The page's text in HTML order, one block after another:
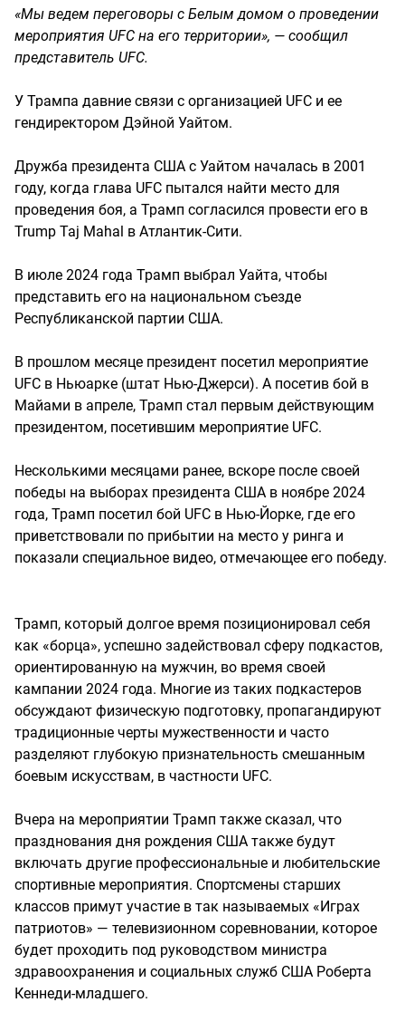
«Мы ведем переговоры с Белым домом о проведении
мероприятия UFC на его территории», — сообщил
представитель UFC.
У Трампа давние связи с организацией UFC и ее
гендиректором Дэйной Уайтом.
Дружба президента США с Уайтом началась в 2001
году, когда глава UFC пытался найти место для
проведения боя, а Трамп согласился провести его в
Trump Taj Mahal в Атлантик-Сити.
В июле 2024 года Трамп выбрал Уайта, чтобы
представить его на национальном съезде
Республиканской партии США.
В прошлом месяце президент посетил мероприятие
UFC в Ньюарке (штат Нью-Джерси). А посетив бой в
Майами в апреле, Трамп стал первым действующим
президентом, посетившим мероприятие UFC.
Несколькими месяцами ранее, вскоре после своей
победы на выборах президента США в ноябре 2024
года, Трамп посетил бой UFC в Нью-Йорке, где его
приветствовали по прибытии на место у ринга и
показали специальное видео, отмечающее его победу.
Трамп, который долгое время позиционировал себя
как «борца», успешно задействовал сферу подкастов,
ориентированную на мужчин, во время своей
кампании 2024 года. Многие из таких подкастеров
обсуждают физическую подготовку, пропагандируют
традиционные черты мужественности и часто
разделяют глубокую признательность смешанным
боевым искусствам, в частности UFC.
Вчера на мероприятии Трамп также сказал, что
празднования дня рождения США также будут
включать другие профессиональные и любительские
спортивные мероприятия. Спортсмены старших
классов примут участие в так называемых «Играх
патриотов» — телевизионном соревновании, которое
будет проходить под руководством министра
здравоохранения и социальных служб США Роберта
Кеннеди-младшего.